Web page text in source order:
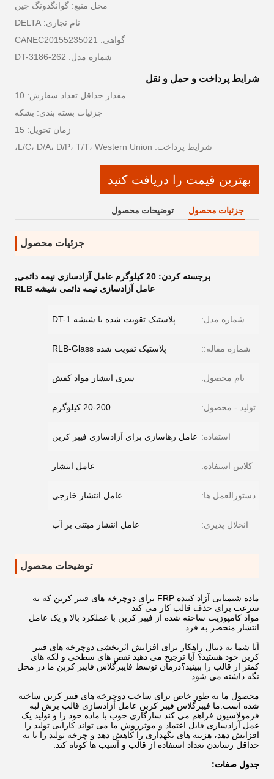
محل منبع: گوانگدونگ چین
نام تجاری: DELTA
گواهی: CANEC20155235021
شماره مدل: DT-3186-262
شرایط پرداخت و حمل و نقل
مقدار حداقل تعداد سفارش: 10
جزئیات بسته بندی: بشکه
زمان تحویل: 15
شرایط پرداخت: L/C، D/A، D/P، T/T، Western Union،
بهترین قیمت را دریافت کنید
جزئیات محصول توضیحات محصول
جزئیات محصول
برجسته کردن: 20 کیلوگرم عامل آزادسازی نیمه دائمی
,
عامل آزادسازی نیمه دائمی شیشه RLB
شماره مدل: پلاستیک تقویت شده با شیشه DT-1
شماره مقاله:: پلاستیک تقویت شده RLB-Glass
نام محصول: سری انتشار مواد کفش
تولید - محصول: 20-200 کیلوگرم
استفاده: عامل رهاسازی برای آزادسازی فیبر کربن
کلاس استفاده: عامل انتشار
دستورالعمل ها: عامل انتشار خارجی
انحلال پذیری: عامل انتشار مبتنی بر آب
توضیحات محصول
ماده شیمیایی آزاد کننده FRP برای دوچرخه های فیبر کربن که به
سرعت برای حذف قالب کار می کند
مواد کامپوزیت ساخته شده از فیبر کربن با عملکرد بالا و یک عامل
انتشار منحصر به فرد
آیا شما به دنبال راهکار برای افزایش اثربخشی دوچرخه های فیبر
کربن خود هستید؟ آیا ترجیح می دهید نقص های سطحی و لکه های
کمتر از قالب را ببینید؟درمان توسط فايبرگلاس فايبر کربن ما در محل
نگه داشته می شود.
محصول ما به طور خاص برای ساخت دوچرخه های فیبر کربن ساخته
شده است.ما فیبرگلاس فیبر کربن عامل آزادسازی قالب برش لبه
فرمولاسیون فراهم می کند سازگاری خوب با ماده خود را و تولید یک
عمل آزادسازی قابل اعتماد و موثرروش ما می تواند کارایی تولید را
افزایش دهد، هزینه های نگهداری را کاهش دهد و چرخه تولید را با به
حداقل رساندن تعداد استفاده از قالب و آسیب ها کوتاه کند.
جدول صفات: